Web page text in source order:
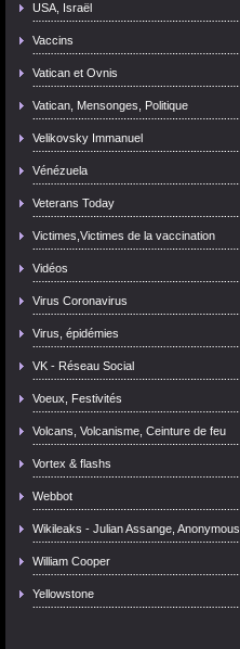
USA, Israël
Vaccins
Vatican et Ovnis
Vatican, Mensonges, Politique
Velikovsky Immanuel
Vénézuela
Veterans Today
Victimes,Victimes de la vaccination
Vidéos
Virus Coronavirus
Virus, épidémies
VK - Réseau Social
Voeux, Festivités
Volcans, Volcanisme, Ceinture de feu
Vortex & flashs
Webbot
Wikileaks - Julian Assange, Anonymous
William Cooper
Yellowstone